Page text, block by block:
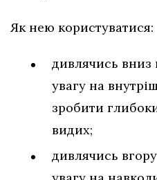
Як нею користуватися:
дивлячись вниз
увагу на
зробити
видих;
дивлячись